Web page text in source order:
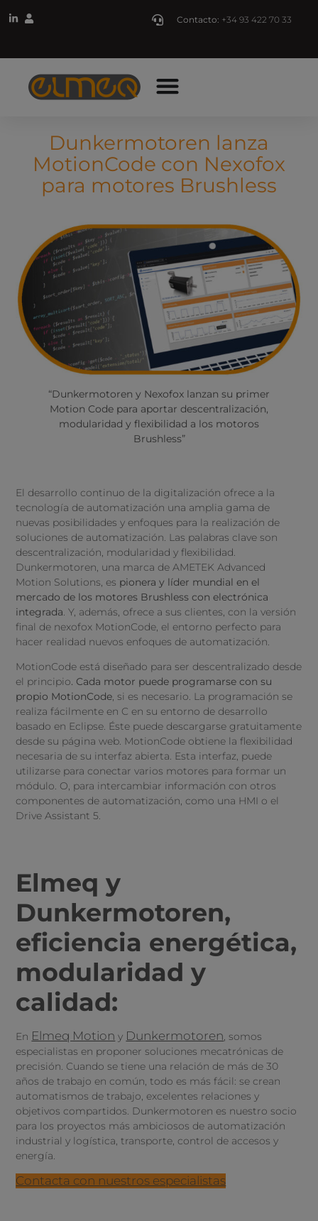
Contacto: +34 93 422 70 33
Dunkermotoren lanza
MotionCode con Nexofox
para motores Brushless
“Dunkermotoren y Nexofox lanzan su primer
Motion Code para aportar descentralización,
modularidad y flexibilidad a los motoros
Brushless”
El desarrollo continuo de la digitalización ofrece a la
tecnología de automatización una amplia gama de
nuevas posibilidades y enfoques para la realización de
soluciones de automatización. Las palabras clave son
descentralización, modularidad y flexibilidad.
Dunkermotoren, una marca de AMETEK Advanced
Motion Solutions, es pionera y líder mundial en el
mercado de los motores Brushless con electrónica
integrada. Y, además, ofrece a sus clientes, con la versión
final de nexofox MotionCode, el entorno perfecto para
hacer realidad nuevos enfoques de automatización.
MotionCode está diseñado para ser descentralizado desde
el principio. Cada motor puede programarse con su
propio MotionCode, si es necesario. La programación se
realiza fácilmente en C en su entorno de desarrollo
basado en Eclipse. Éste puede descargarse gratuitamente
desde su página web. MotionCode obtiene la flexibilidad
necesaria de su interfaz abierta. Esta interfaz, puede
utilizarse para conectar varios motores para formar un
módulo. O, para intercambiar información con otros
componentes de automatización, como una HMI o el
Drive Assistant 5.
Elmeq y
Dunkermotoren,
eficiencia energética,
modularidad y
calidad:
En Elmeq Motion y Dunkermotoren , somos
especialistas en proponer soluciones mecatrónicas de
precisión. Cuando se tiene una relación de más de 30
años de trabajo en común, todo es más fácil: se crean
automatismos de trabajo, excelentes relaciones y
objetivos compartidos. Dunkermotoren es nuestro socio
para los proyectos más ambiciosos de automatización
industrial y logística, transporte, control de accesos y
energía.
Contacta con nuestros especialistas